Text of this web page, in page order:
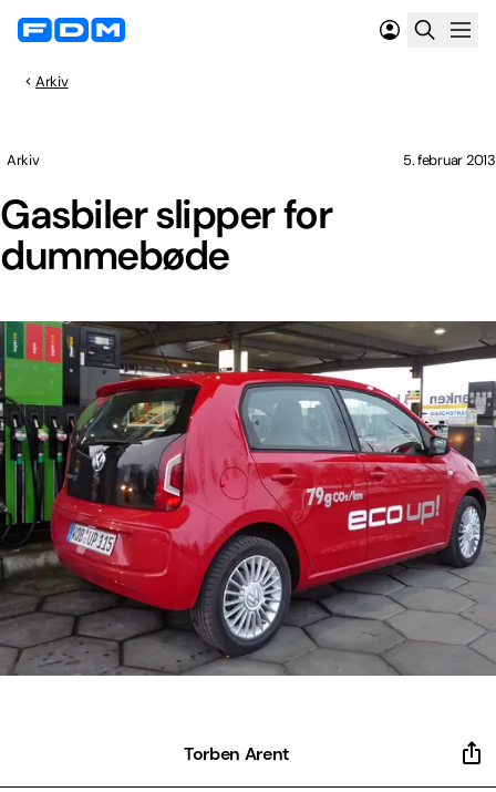
Arkiv
Gasbiler slipper for
dummebøde
Arkiv 5. februar 2013
Torben Arent